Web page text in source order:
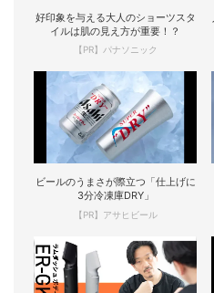
好印象を与える大人のショーツスタ
イルは肌の見え方が重要！？
【PR】パナソニック
ビールのうまさが際立つ「仕上げに
3分冷凍庫DRY」
【PR】アサヒビール